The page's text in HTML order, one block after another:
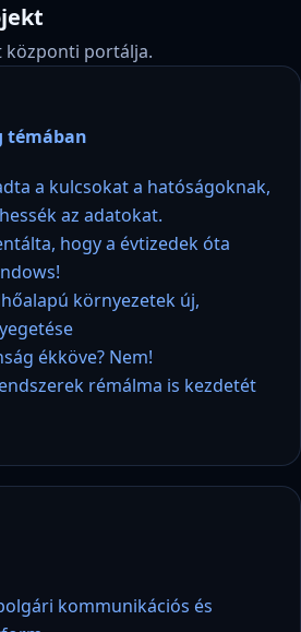
központi portálja.
témában
a kulcsokat a hatóságoknak,
az adatokat.
hogy a évtizedek óta
környezetek új,
ékköve? Nem!
rémálma is kezdetét
kommunikációs és